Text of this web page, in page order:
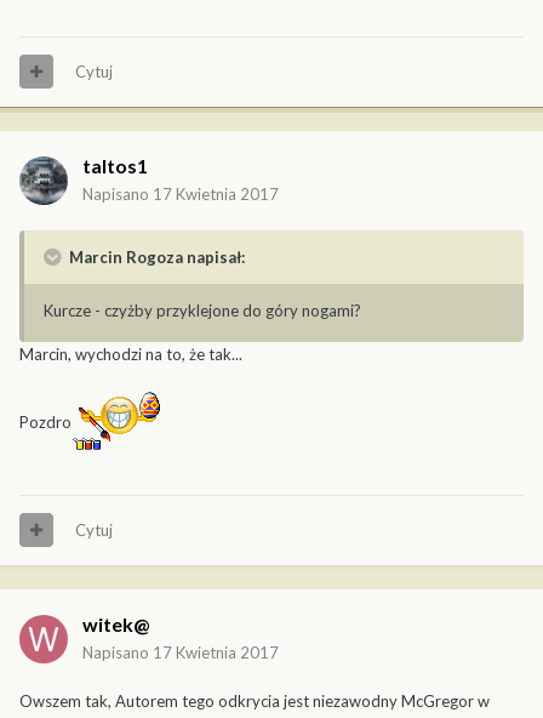
Cytuj
taltos1
Napisano 17 Kwietnia 2017
Marcin Rogoza napisał:
Kurcze - czyżby przyklejone do góry nogami?
Marcin, wychodzi na to, że tak...
Pozdro
Cytuj
witek@
Napisano 17 Kwietnia 2017
Owszem tak, Autorem tego odkrycia jest niezawodny McGregor w